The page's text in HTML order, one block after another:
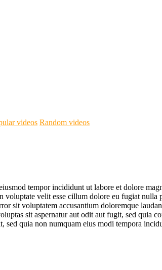
videos Random videos
tempor incididunt ut labore et dolore
voluptate velit esse cillum dolore eu fugiat
sit voluptatem accusantium doloremque
sit aspernatur aut odit aut fugit, sed quia
quia non numquam eius modi tempora